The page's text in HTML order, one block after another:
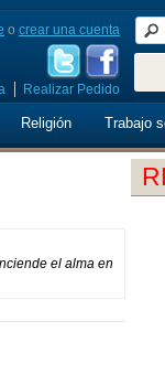
o crear una cuenta
Realizar Pedido
Religión Trabajo
el alma en